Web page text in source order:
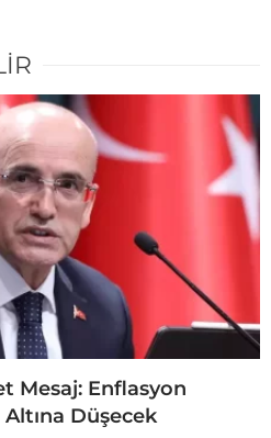
Mesaj: Enflasyon
Altına Düşecek